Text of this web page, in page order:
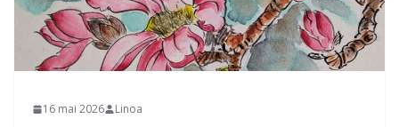
16 mai 2026 Linoa